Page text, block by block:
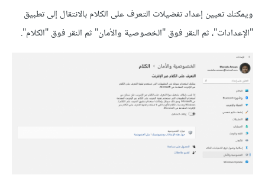
ويمكنك تعيين إعداد تفضيلات التعرف على الكلام بالانتقال إلى تطبيق
"الإعدادات"، ثم النقر فوق "الخصوصية والأمان" ثم النقر فوق "الكلام".